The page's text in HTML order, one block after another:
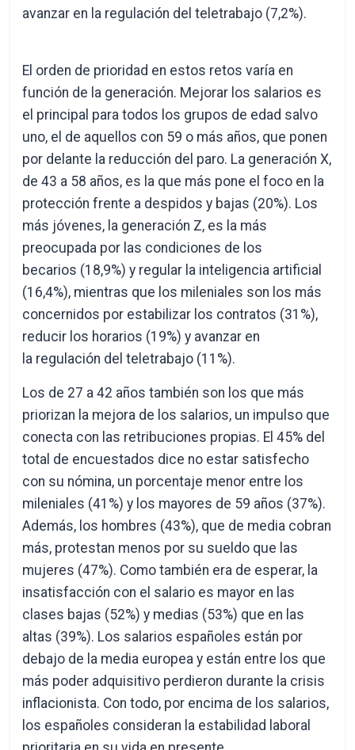
avanzar en la regulación del teletrabajo (7,2%).
El orden de prioridad en estos retos varía en
función de la generación. Mejorar los salarios es
el principal para todos los grupos de edad salvo
uno, el de aquellos con 59 o más años, que ponen
por delante la reducción del paro. La generación X,
de 43 a 58 años, es la que más pone el foco en la
protección frente a despidos y bajas (20%). Los
más jóvenes, la generación Z, es la más
preocupada por las condiciones de los
becarios (18,9%) y regular la inteligencia artificial
(16,4%), mientras que los mileniales son los más
concernidos por estabilizar los contratos (31%),
reducir los horarios (19%) y avanzar en
la regulación del teletrabajo (11%).
Los de 27 a 42 años también son los que más
priorizan la mejora de los salarios, un impulso que
conecta con las retribuciones propias. El 45% del
total de encuestados dice no estar satisfecho
con su nómina, un porcentaje menor entre los
mileniales (41%) y los mayores de 59 años (37%).
Además, los hombres (43%), que de media cobran
más, protestan menos por su sueldo que las
mujeres (47%). Como también era de esperar, la
insatisfacción con el salario es mayor en las
clases bajas (52%) y medias (53%) que en las
altas (39%). Los salarios españoles están por
debajo de la media europea y están entre los que
más poder adquisitivo perdieron durante la crisis
inflacionista. Con todo, por encima de los salarios,
los españoles consideran la estabilidad laboral